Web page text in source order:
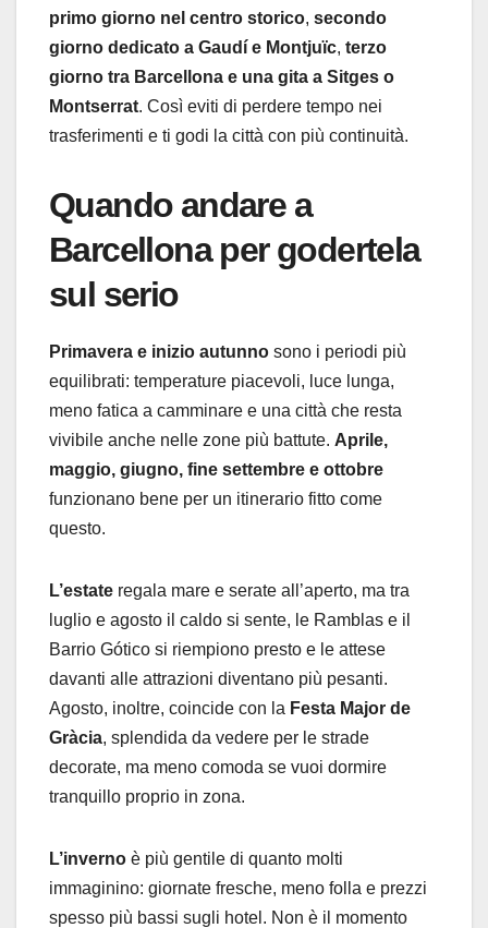
primo giorno nel centro storico, secondo
giorno dedicato a Gaudí e Montjuïc, terzo
giorno tra Barcellona e una gita a Sitges o
Montserrat. Così eviti di perdere tempo nei
trasferimenti e ti godi la città con più continuità.
Quando andare a
Barcellona per godertela
sul serio
Primavera e inizio autunno sono i periodi più
equilibrati: temperature piacevoli, luce lunga,
meno fatica a camminare e una città che resta
vivibile anche nelle zone più battute. Aprile,
maggio, giugno, fine settembre e ottobre
funzionano bene per un itinerario fitto come
questo.
L’estate regala mare e serate all’aperto, ma tra
luglio e agosto il caldo si sente, le Ramblas e il
Barrio Gótico si riempiono presto e le attese
davanti alle attrazioni diventano più pesanti.
Agosto, inoltre, coincide con la Festa Major de
Gràcia, splendida da vedere per le strade
decorate, ma meno comoda se vuoi dormire
tranquillo proprio in zona.
L’inverno è più gentile di quanto molti
immaginino: giornate fresche, meno folla e prezzi
spesso più bassi sugli hotel. Non è il momento